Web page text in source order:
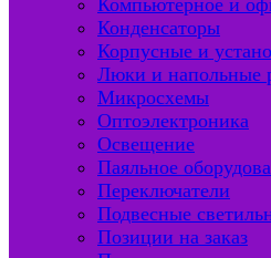
Компьютерное и
Конденсаторы
Корпусные и
Люки и напольные
Микросхемы
Оптоэлектроника
Освещение
Паяльное
Переключатели
Подвесные
Позиции на заказ